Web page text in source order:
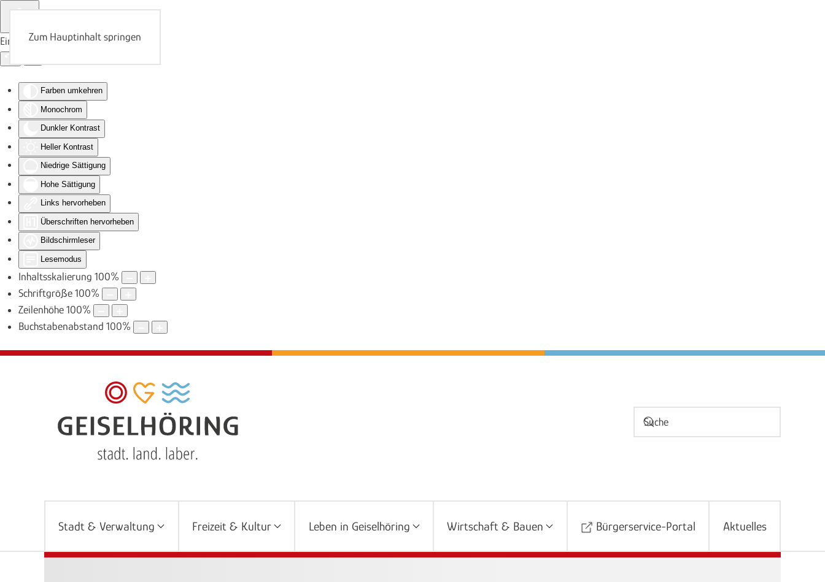
Eingabehilfen öffnen
Farben umkehren
Monochrom
Dunkler Kontrast
Heller Kontrast
Niedrige Sättigung
Hohe Sättigung
Links hervorheben
Überschriften hervorheben
Bildschirmleser
Lesemodus
Inhaltsskalierung 100%
Schriftgröße 100%
Zeilenhöhe 100%
Buchstabenabstand 100%
Zum Hauptinhalt springen
Stadt & Verwaltung Freizeit & Kultur Leben in Geiselhöring Wirtschaft & Bauen Bürgerservice-Portal Aktuelles